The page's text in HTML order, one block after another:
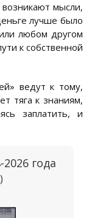
мысли,
лучше было
любом другом
к собственной
ведут к тому,
тяга к знаниям,
заплатить, и
года